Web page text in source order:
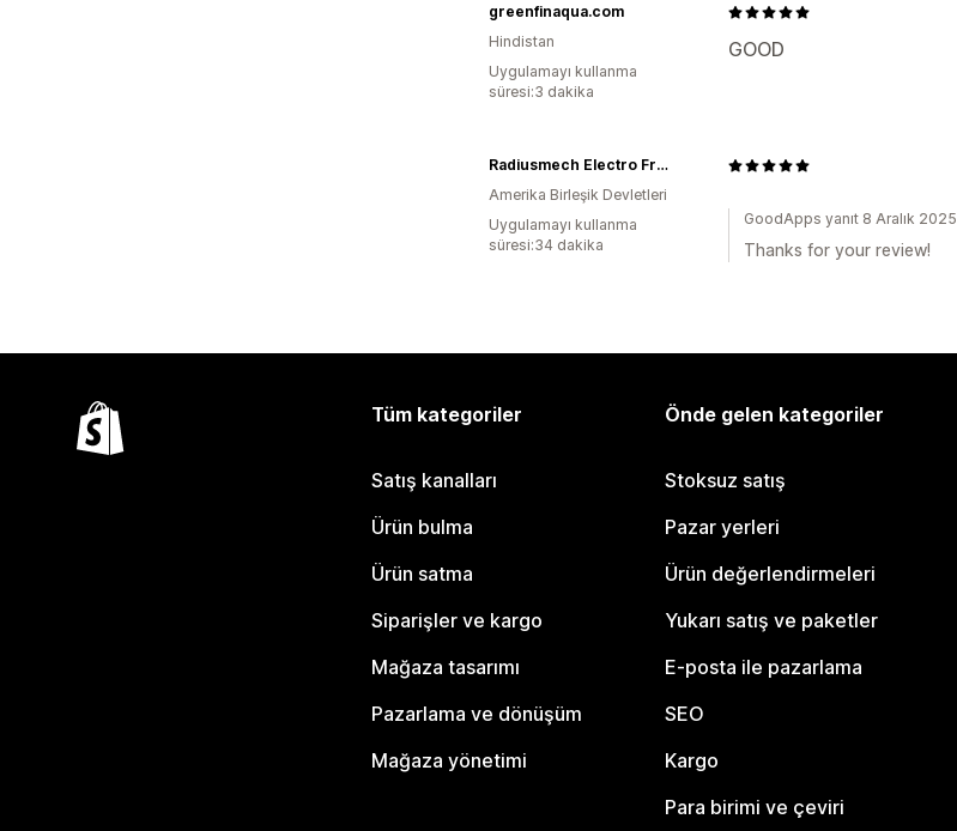
GOOD
greenfinaqua.com
Hindistan
Uygulamayı kullanma
süresi:3 dakika
Radiusmech Electro Freeze Colorado
Amerika Birleşik Devletleri
Uygulamayı kullanma
süresi:34 dakika
GoodApps yanıt 8 Aralık 2025
Thanks for your review!
Tüm kategoriler
Satış kanalları
Ürün bulma
Ürün satma
Siparişler ve kargo
Mağaza tasarımı
Pazarlama ve dönüşüm
Mağaza yönetimi
Önde gelen kategoriler
Stoksuz satış
Pazar yerleri
Ürün değerlendirmeleri
Yukarı satış ve paketler
E-posta ile pazarlama
SEO
Kargo
Para birimi ve çeviri